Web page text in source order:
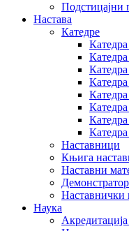
Подстицајни
Настава
Катедре
Катедра
Наставници
Књига
Наставни
Наставнички
Наука